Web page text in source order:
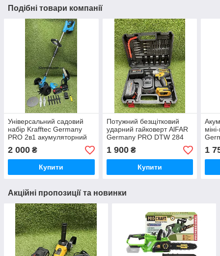
Подібні товари компанії
Універсальний садовий
набір Krafftec Germany
PRO 2в1 акумуляторний
тример AZ144/PRO та
мініпила DUC155Z
UR150DWAE 48 V 6 Ah
2 000 ₴
Купити
Потужний безщітковий
ударний гайковерт AlFAR
Germany PRO DTW 284
48V 6AH з 2 АКБ + набір
інструментів
1 900₴
Купити
8
1
Акційні пропозиції та новинки